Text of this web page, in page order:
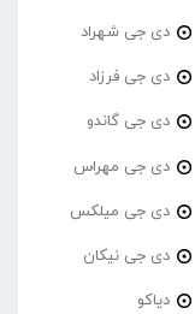
دی جی شهراد
دی جی فرزاد
دی جی گاندو
دی جی مهراس
دی جی میلکس
دی جی نیکان
دیاکو